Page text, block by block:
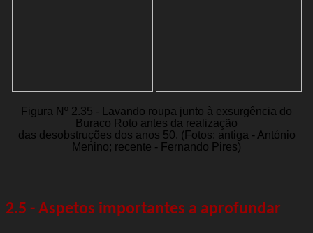
Figura Nº 2.35 - Lavando roupa junto à exsurgência do
Buraco Roto antes da realização
das desobstruções dos anos 50. (Fotos: antiga - António
Menino; recente - Fernando Pires)
2.5 - Aspetos importantes a aprofundar